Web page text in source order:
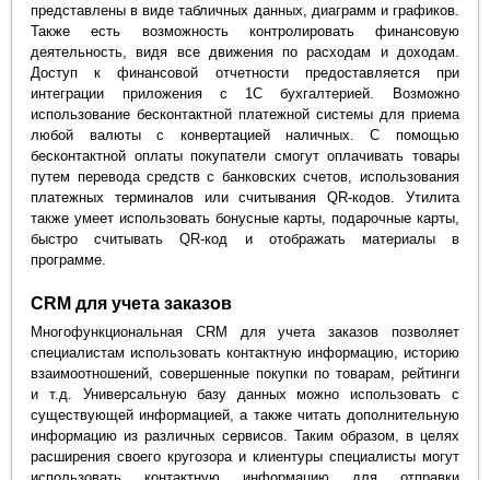
представлены в виде табличных данных, диаграмм и графиков.
Также есть возможность контролировать финансовую
деятельность, видя все движения по расходам и доходам.
Доступ к финансовой отчетности предоставляется при
интеграции приложения с 1С бухгалтерией. Возможно
использование бесконтактной платежной системы для приема
любой валюты с конвертацией наличных. С помощью
бесконтактной оплаты покупатели смогут оплачивать товары
путем перевода средств с банковских счетов, использования
платежных терминалов или считывания QR-кодов. Утилита
также умеет использовать бонусные карты, подарочные карты,
быстро считывать QR-код и отображать материалы в
программе.
CRM для учета заказов
Многофункциональная CRM для учета заказов позволяет
специалистам использовать контактную информацию, историю
взаимоотношений, совершенные покупки по товарам, рейтинги
и т.д. Универсальную базу данных можно использовать с
существующей информацией, а также читать дополнительную
информацию из различных сервисов. Таким образом, в целях
расширения своего кругозора и клиентуры специалисты могут